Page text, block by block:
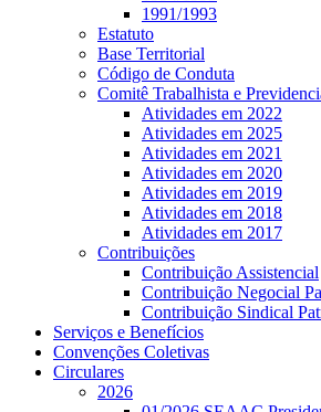
1991/1993
Estatuto
Base Territorial
Código de Conduta
Comitê Trabalhista e
Atividades em 2022
Atividades em 2025
Atividades em 2021
Atividades em 2020
Atividades em 2019
Atividades em 2018
Atividades em 2017
Contribuições
Contribuição Assistencial
Contribuição Negocial
Contribuição Sindical
Serviços e Benefícios
Convenções Coletivas
Circulares
2026